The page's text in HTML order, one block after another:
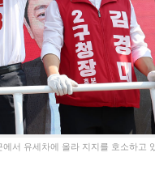
서 유세차에 올라 지지를 호소하고